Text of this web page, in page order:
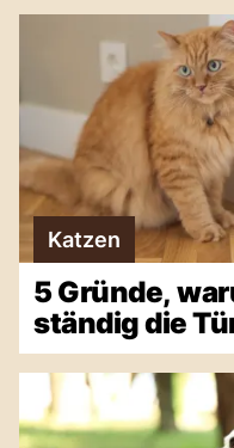
Katzen
5 Gründe,
ständig die